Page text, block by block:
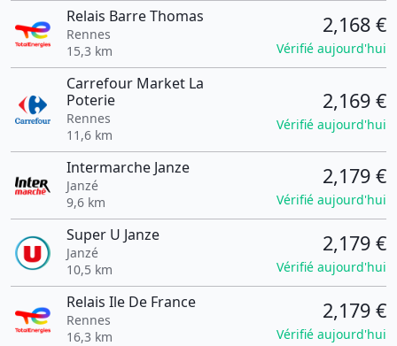
Relais Barre Thomas
Rennes
15,3 km
2,168 €
Vérifié aujourd'hui
Carrefour Market La
Poterie
Rennes
11,6 km
2,169 €
Vérifié aujourd'hui
Intermarche Janze
Janzé
9,6 km
2,179 €
Vérifié aujourd'hui
Super U Janze
Janzé
10,5 km
2,179 €
Vérifié aujourd'hui
Relais Ile De France
Rennes
16,3 km
2,179 €
Vérifié aujourd'hui